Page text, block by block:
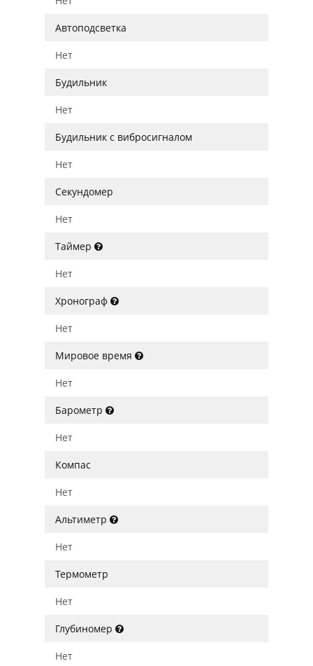
Автоподсветка
Нет
Будильник
Нет
Будильник с вибросигналом
Нет
Секундомер
Нет
Таймер
Нет
Хронограф
Нет
Мировое время
Нет
Барометр
Нет
Компас
Нет
Альтиметр
Нет
Термометр
Нет
Глубиномер
Нет